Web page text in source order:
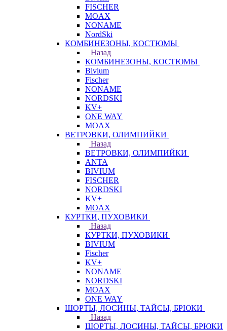
FISCHER
MOAX
NONAME
NordSki
КОМБИНЕЗОНЫ, КОСТЮМЫ
Назад
КОМБИНЕЗОНЫ, КОСТЮМЫ
Bivium
Fischer
NONAME
NORDSKI
KV+
ONE WAY
MOAX
ВЕТРОВКИ, ОЛИМПИЙКИ
Назад
ВЕТРОВКИ, ОЛИМПИЙКИ
ANTA
BIVIUM
FISCHER
NORDSKI
KV+
MOAX
КУРТКИ, ПУХОВИКИ
Назад
КУРТКИ, ПУХОВИКИ
BIVIUM
Fischer
KV+
NONAME
NORDSKI
MOAX
ONE WAY
ШОРТЫ, ЛОСИНЫ, ТАЙСЫ, БРЮКИ
Назад
ШОРТЫ, ЛОСИНЫ, ТАЙСЫ, БРЮКИ